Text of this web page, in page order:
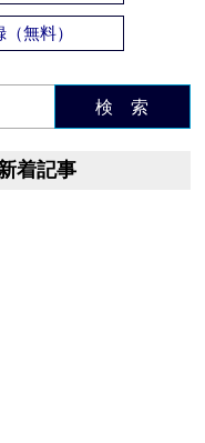
無料）
検 索
着記事